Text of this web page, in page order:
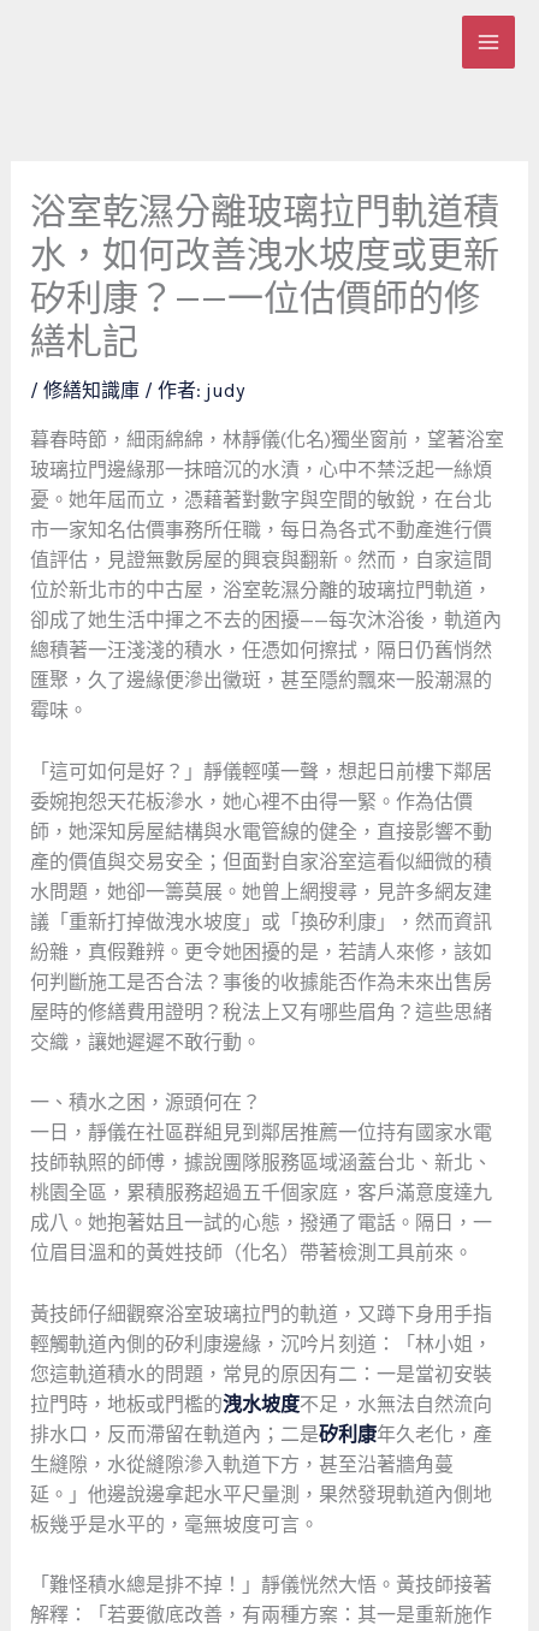
浴室乾濕分離玻璃拉門軌道積
水，如何改善洩水坡度或更新
矽利康？——一位估價師的修
繕札記
/ 修繕知識庫/ 作者: judy
暮春時節，細雨綿綿，林靜儀(化名)獨坐窗前，望著浴室
玻璃拉門邊緣那一抹暗沉的水漬，心中不禁泛起一絲煩
憂。她年屆而立，憑藉著對數字與空間的敏銳，在台北
市一家知名估價事務所任職，每日為各式不動產進行價
值評估，見證無數房屋的興衰與翻新。然而，自家這間
位於新北市的中古屋，浴室乾濕分離的玻璃拉門軌道，
卻成了她生活中揮之不去的困擾——每次沐浴後，軌道內
總積著一汪淺淺的積水，任憑如何擦拭，隔日仍舊悄然
匯聚，久了邊緣便滲出黴斑，甚至隱約飄來一股潮濕的
霉味。
「這可如何是好？」靜儀輕嘆一聲，想起日前樓下鄰居
委婉抱怨天花板滲水，她心裡不由得一緊。作為估價
師，她深知房屋結構與水電管線的健全，直接影響不動
產的價值與交易安全；但面對自家浴室這看似細微的積
水問題，她卻一籌莫展。她曾上網搜尋，見許多網友建
議「重新打掉做洩水坡度」或「換矽利康」，然而資訊
紛雜，真假難辨。更令她困擾的是，若請人來修，該如
何判斷施工是否合法？事後的收據能否作為未來出售房
屋時的修繕費用證明？稅法上又有哪些眉角？這些思緒
交織，讓她遲遲不敢行動。
一、積水之困，源頭何在？
一日，靜儀在社區群組見到鄰居推薦一位持有國家水電
技師執照的師傅，據說團隊服務區域涵蓋台北、新北、
桃園全區，累積服務超過五千個家庭，客戶滿意度達九
成八。她抱著姑且一試的心態，撥通了電話。隔日，一
位眉目溫和的黃姓技師（化名）帶著檢測工具前來。
黃技師仔細觀察浴室玻璃拉門的軌道，又蹲下身用手指
輕觸軌道內側的矽利康邊緣，沉吟片刻道：「林小姐，
您這軌道積水的問題，常見的原因有二：一是當初安裝
拉門時，地板或門檻的洩水坡度不足，水無法自然流向
排水口，反而滯留在軌道內；二是矽利康年久老化，產
生縫隙，水從縫隙滲入軌道下方，甚至沿著牆角蔓
延。」他邊說邊拿起水平尺量測，果然發現軌道內側地
板幾乎是水平的，毫無坡度可言。
「難怪積水總是排不掉！」靜儀恍然大悟。黃技師接著
解釋：「若要徹底改善，有兩種方案：其一是重新施作